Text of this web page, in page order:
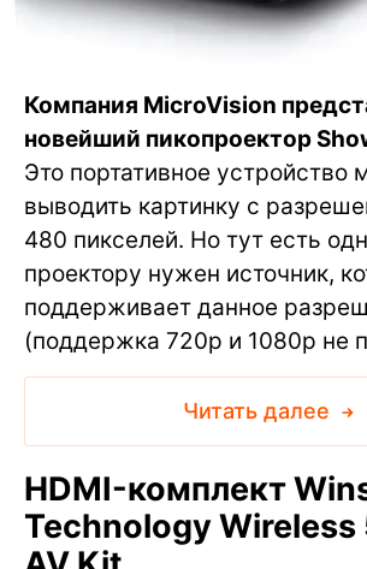
Компания MicroVision
новейший пикопроектор
Это портативное устройство
выводить картинку с
480 пикселей. Но тут есть
проектору нужен источник,
поддерживает данное
(поддержка 720p и 1080p не
Читать далее
HDMI-комплект
Technology Wireless